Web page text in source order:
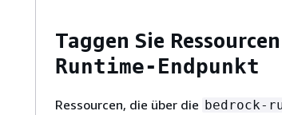
Taggen Sie
Runtime-Endpunkt
Ressourcen, die über die bedrock-